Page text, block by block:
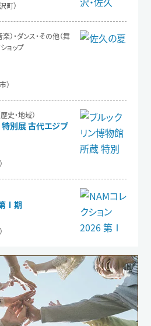
町）
）・ダンス・その他（舞
ョップ
）
史・地域）
別展 古代エジプ
Ⅰ期